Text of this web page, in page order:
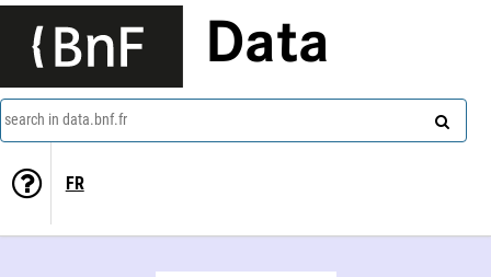
Data
search in data.bnf.fr
FR